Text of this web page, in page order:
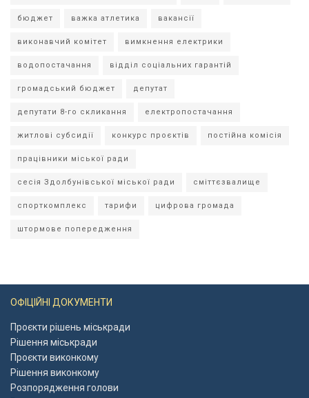
бюджет важка атлетика вакансії
виконавчий комітет вимкнення електрики
водопостачання відділ соціальних гарантій
громадський бюджет депутат
депутати 8-го скликання електропостачання
житлові субсидії конкурс проєктів постійна комісія
працівники міської ради
сесія Здолбунівської міської ради сміттєзвалище
спорткомплекс тарифи цифрова громада
штормове попередження
ОФІЦІЙНІ ДОКУМЕНТИ
Проєкти рішень міськради
Рішення міськради
Проєкти виконкому
Рішення виконкому
Розпорядження голови